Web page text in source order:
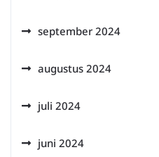
september 2024
augustus 2024
juli 2024
juni 2024